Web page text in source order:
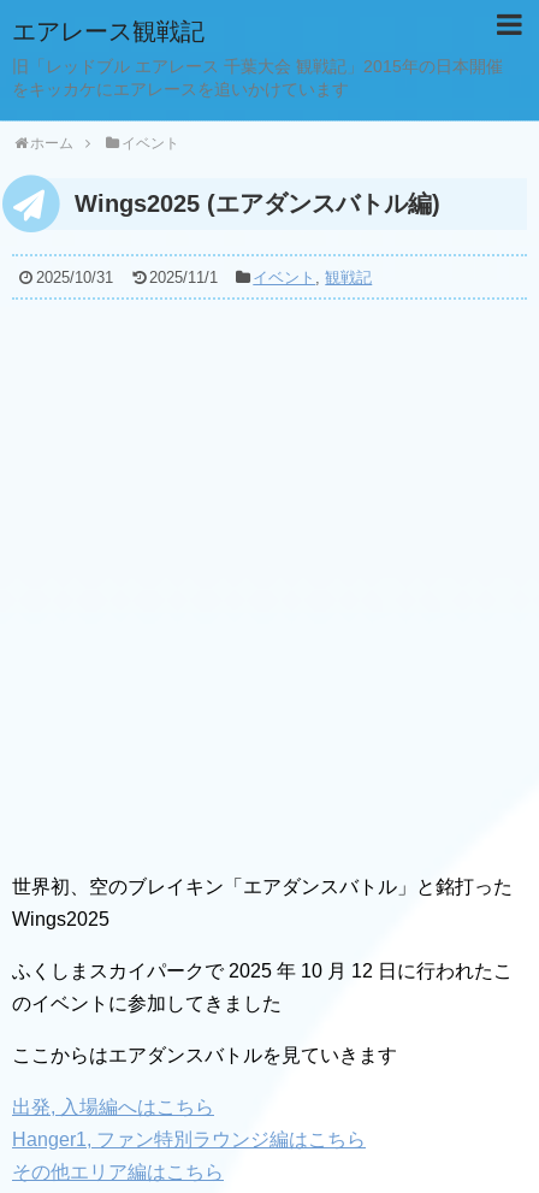
エアレース観戦記
旧「レッドブル エアレース 千葉大会 観戦記」2015年の日本開催
をキッカケにエアレースを追いかけています
ホーム イベント
Wings2025 (エアダンスバトル編)
2025/10/31 2025/11/1 イベント ,観戦記
世界初、空のブレイキン「エアダンスバトル」と銘打った
Wings2025
ふくしまスカイパークで 2025 年 10 月 12 日に行われたこ
のイベントに参加してきました
ここからはエアダンスバトルを見ていきます
出発, 入場編へはこちら
Hanger1, ファン特別ラウンジ編はこちら
その他エリア編はこちら